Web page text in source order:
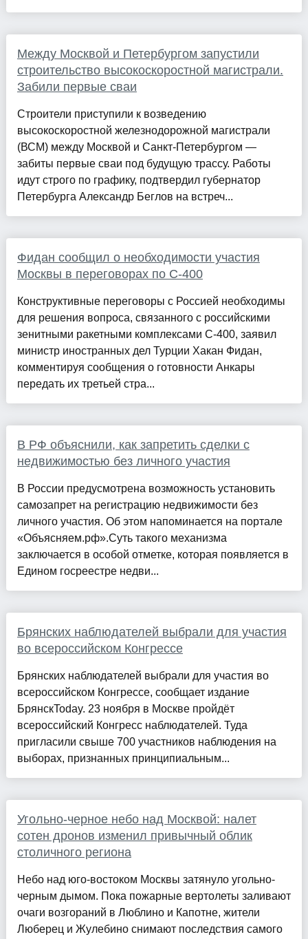
Между Москвой и Петербургом запустили
строительство высокоскоростной магистрали.
Забили первые сваи
Строители приступили к возведению
высокоскоростной железнодорожной магистрали
(ВСМ) между Москвой и Санкт-Петербургом —
забиты первые сваи под будущую трассу. Работы
идут строго по графику, подтвердил губернатор
Петербурга Александр Беглов на встреч...
Фидан сообщил о необходимости участия
Москвы в переговорах по С-400
Конструктивные переговоры с Россией необходимы
для решения вопроса, связанного с российскими
зенитными ракетными комплексами С-400, заявил
министр иностранных дел Турции Хакан Фидан,
комментируя сообщения о готовности Анкары
передать их третьей стра...
В РФ объяснили, как запретить сделки с
недвижимостью без личного участия
В России предусмотрена возможность установить
самозапрет на регистрацию недвижимости без
личного участия. Об этом напоминается на портале
«Объясняем.рф».Суть такого механизма
заключается в особой отметке, которая появляется в
Едином госреестре недви...
Брянских наблюдателей выбрали для участия
во всероссийском Конгрессе
Брянских наблюдателей выбрали для участия во
всероссийском Конгрессе, сообщает издание
БрянскToday. 23 ноября в Москве пройдёт
всероссийский Конгресс наблюдателей. Туда
пригласили свыше 700 участников наблюдения на
выборах, признанных принципиальным...
Угольно-черное небо над Москвой: налет
сотен дронов изменил привычный облик
столичного региона
Небо над юго-востоком Москвы затянуло угольно-
черным дымом. Пока пожарные вертолеты заливают
очаги возгораний в Люблино и Капотне, жители
Люберец и Жулебино снимают последствия самого